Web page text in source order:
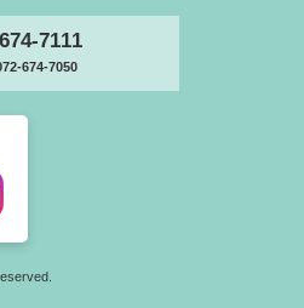
7111
674-7050